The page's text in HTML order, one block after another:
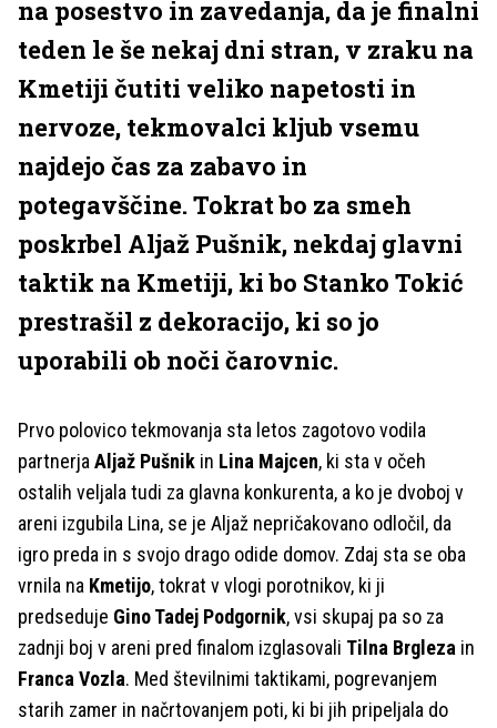
na posestvo in zavedanja, da je finalni
teden le še nekaj dni stran, v zraku na
Kmetiji čutiti veliko napetosti in
nervoze, tekmovalci kljub vsemu
najdejo čas za zabavo in
potegavščine. Tokrat bo za smeh
poskrbel Aljaž Pušnik, nekdaj glavni
taktik na Kmetiji, ki bo Stanko Tokić
prestrašil z dekoracijo, ki so jo
uporabili ob noči čarovnic.
Prvo polovico tekmovanja sta letos zagotovo vodila
partnerja Aljaž Pušnik in Lina Majcen, ki sta v očeh
ostalih veljala tudi za glavna konkurenta, a ko je dvoboj v
areni izgubila Lina, se je Aljaž nepričakovano odločil, da
igro preda in s svojo drago odide domov. Zdaj sta se oba
vrnila na Kmetijo, tokrat v vlogi porotnikov, ki ji
predseduje Gino Tadej Podgornik, vsi skupaj pa so za
zadnji boj v areni pred finalom izglasovali Tilna Brgleza in
Franca Vozla. Med številnimi taktikami, pogrevanjem
starih zamer in načrtovanjem poti, ki bi jih pripeljala do